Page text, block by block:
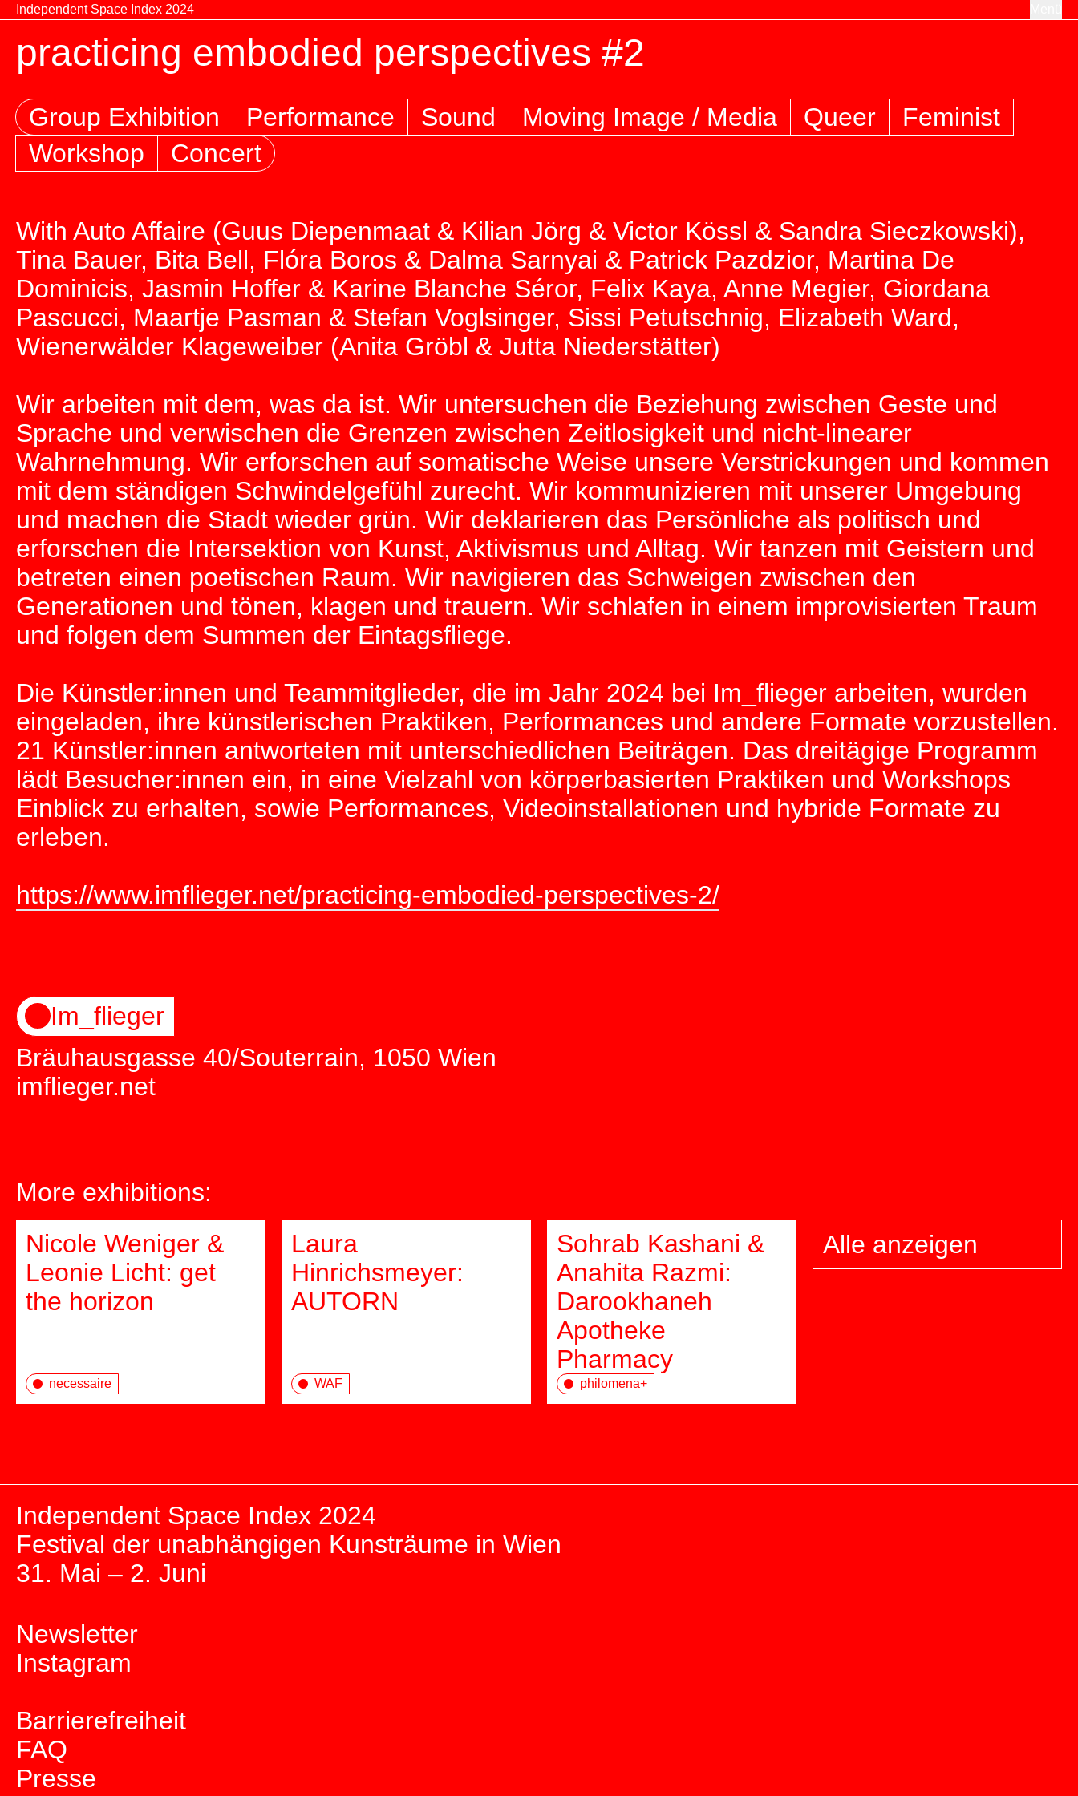
Zum Inhalt springen
Independent Space Index 2024
practicing embodied perspectives #2
Group Exhibition Performance Sound Moving Image / Media Queer
Feminist
Workshop
Concert
With Auto Affaire (Guus Diepenmaat & Kilian Jörg & Victor Kössl & Sandra Sieczkowski),
Tina Bauer, Bita Bell, Flóra Boros & Dalma Sarnyai & Patrick Pazdzior, Martina De
Dominicis, Jasmin Hoffer & Karine Blanche Séror, Felix Kaya, Anne Megier, Giordana
Pascucci, Maartje Pasman & Stefan Voglsinger, Sissi Petutschnig, Elizabeth Ward,
Wienerwälder Klageweiber (Anita Gröbl & Jutta Niederstätter)
Wir arbeiten mit dem, was da ist. Wir untersuchen die Beziehung zwischen Geste und
Sprache und verwischen die Grenzen zwischen Zeitlosigkeit und nicht-linearer
Wahrnehmung. Wir erforschen auf somatische Weise unsere Verstrickungen und kommen
mit dem ständigen Schwindelgefühl zurecht. Wir kommunizieren mit unserer Umgebung
und machen die Stadt wieder grün. Wir deklarieren das Persönliche als politisch und
erforschen die Intersektion von Kunst, Aktivismus und Alltag. Wir tanzen mit Geistern und
betreten einen poetischen Raum. Wir navigieren das Schweigen zwischen den
Generationen und tönen, klagen und trauern. Wir schlafen in einem improvisierten Traum
und folgen dem Summen der Eintagsfliege.
Die Künstler:innen und Teammitglieder, die im Jahr 2024 bei Im_flieger arbeiten, wurden
eingeladen, ihre künstlerischen Praktiken, Performances und andere Formate vorzustellen.
21 Künstler:innen antworteten mit unterschiedlichen Beiträgen. Das dreitägige Programm
lädt Besucher:innen ein, in eine Vielzahl von körperbasierten Praktiken und Workshops
Einblick zu erhalten, sowie Performances, Videoinstallationen und hybride Formate zu
erleben.
https://www.imflieger.net/practicing-embodied-perspectives-2/
Im_flieger
Bräuhausgasse 40/Souterrain, 1050 Wien
imflieger.net
More exhibitions:
Nicole Weniger &
Leonie Licht: get
the horizon
necessaire
Laura
Hinrichsmeyer:
AUTORN
WAF
Sohrab Kashani &
Anahita Razmi:
Darookhaneh
Apotheke
Pharmacy
philomena+
Alle anzeigen
Independent Space Index 2024
Festival der unabhängigen Kunsträume in Wien
31. Mai – 2. Juni
Newsletter
Instagram
Barrierefreiheit
FAQ
Presse